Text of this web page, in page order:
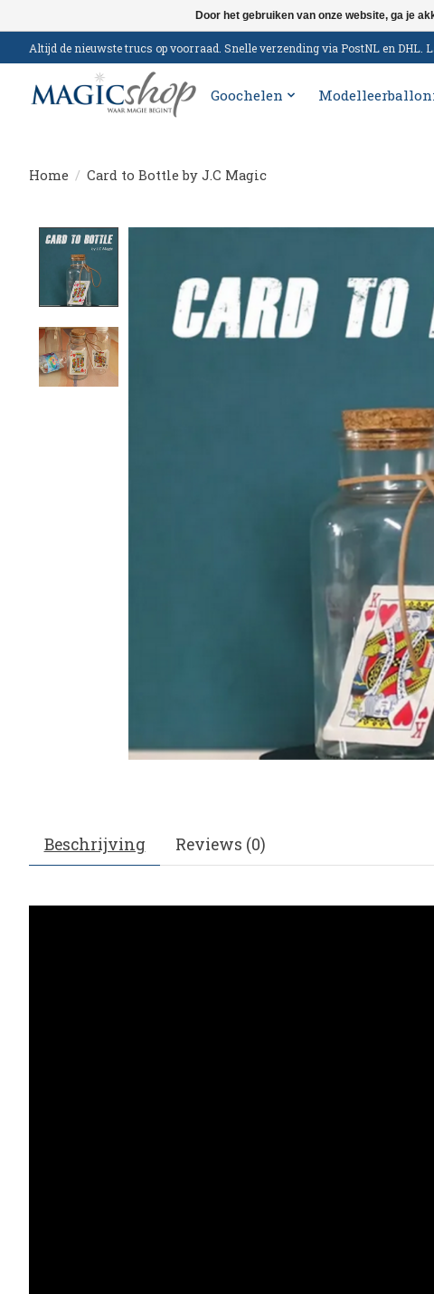
Altijd de nieuwste trucs op voorraad. Snelle verzending via PostNL en
Goochelen
Home / Card to Bottle by J.C Magic
Beschrijving Reviews (0)
Door het gebruiken van onze website, ga je